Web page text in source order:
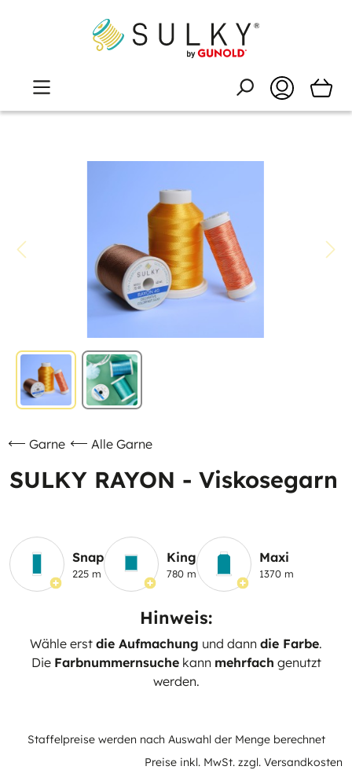
Garne Alle Garne
SULKY RAYON - Viskosegarn
Snap
225 m
King
780 m
Maxi
1370 m
Hinweis:
Wähle erst die Aufmachung und dann die Farbe.
Die Farbnummernsuchekann mehrfach genutzt
werden.
Staffelpreise werden nach Auswahl der Menge berechnet
Preise inkl. MwSt. zzgl. Versandkosten